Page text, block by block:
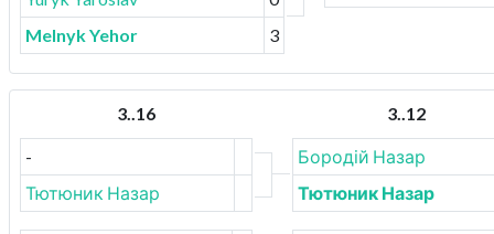
Melnyk Yehor
3
3..16 3..12
-
Тютюник Назар
Бородій Назар
Тютюник Назар